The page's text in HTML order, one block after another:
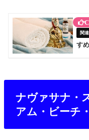
す
ナヴァサナ・
アム・ビーチ